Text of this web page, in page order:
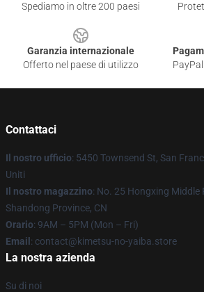
Spediamo in oltre 200 paesi
Garanzia internazionale
Offerto nel paese di utilizzo
Contattaci
Il nostro ufficio: 5450 Townsend St, San
Uniti
Il nostro magazzino: No. 25 Hongxing Middle
Shandong Province, CN
Orario: 9AM – 5PM (Mon – Fri)
Email : contact@kimetsu-no-yaiba.store
La nostra azienda
Su di noi